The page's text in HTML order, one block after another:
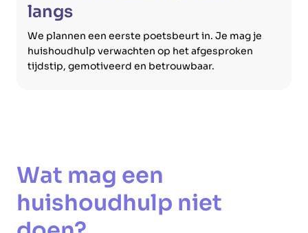
langs
We plannen een eerste poetsbeurt in. Je mag je
huishoudhulp verwachten op het afgesproken
tijdstip, gemotiveerd en betrouwbaar.
Wat mag een
huishoudhulp niet